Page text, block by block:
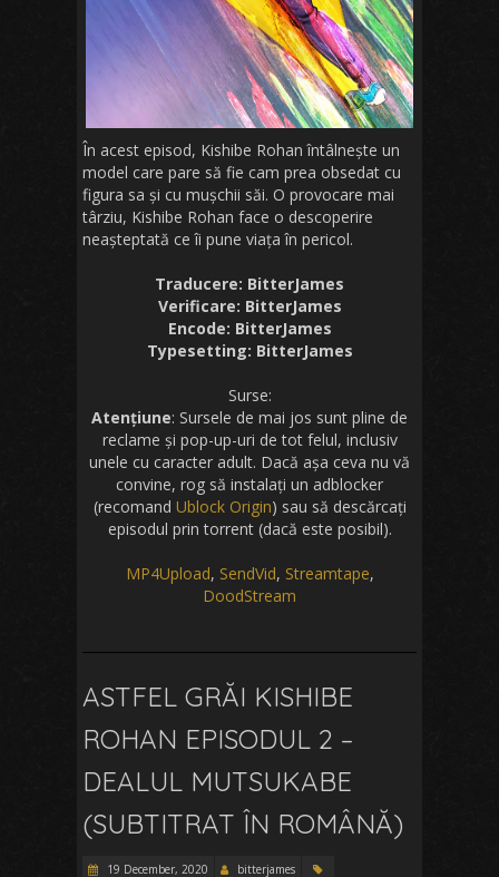
În acest episod, Kishibe Rohan întâlnește un
model care pare să fie cam prea obsedat cu
figura sa și cu mușchii săi. O provocare mai
târziu, Kishibe Rohan face o descoperire
neașteptată ce îi pune viața în pericol.
Traducere: BitterJames
Verificare: BitterJames
Encode: BitterJames
Typesetting: BitterJames
Surse:
Atențiune: Sursele de mai jos sunt pline de
reclame și pop-up-uri de tot felul, inclusiv
unele cu caracter adult. Dacă așa ceva nu vă
convine, rog să instalați un adblocker
(recomand Ublock Origin) sau să descărcați
episodul prin torrent (dacă este posibil).
MP4Upload, SendVid, Streamtape,
DoodStream
ASTFEL GRĂI KISHIBE
ROHAN EPISODUL 2 –
DEALUL MUTSUKABE
(SUBTITRAT ÎN ROMÂNĂ)
19 December, 2020
bitterjames